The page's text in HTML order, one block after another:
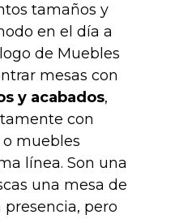
tamaños y
en el día a
de Muebles
mesas con
y acabados,
con
muebles
línea. Son una
una mesa de
pero